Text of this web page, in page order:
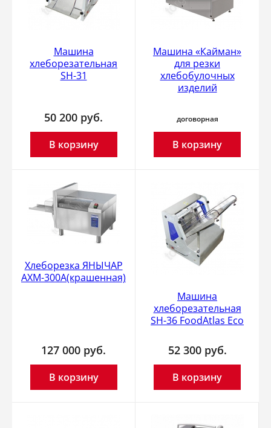
Машина
хлеборезательная
SH-31
50 200 руб.
В корзину
Машина «Кайман»
для резки
хлебобулочных
изделий
договорная
В корзину
Хлеборезка ЯНЫЧАР
АХМ-300А(крашенная)
127 000 руб.
В корзину
Машина
хлеборезательная
SH-36 FoodAtlas Eco
52 300 руб.
В корзину